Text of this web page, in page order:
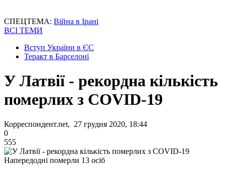
СПЕЦТЕМА: Війна в Ірані
ВСІ ТЕМИ
Вступ України в ЄС
Теракт в Барселоні
У Латвії - рекордна кількість
померлих з COVID-19
Корреспондент.net, 27 грудня 2020, 18:44
0
555
Напередодні померли 13 осіб